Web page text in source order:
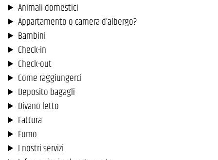
Animali domestici
Appartamento o camera d’albergo?
Bambini
Check-in
Check-out
Come raggiungerci
Deposito bagagli
Divano letto
Fattura
Fumo
I nostri servizi